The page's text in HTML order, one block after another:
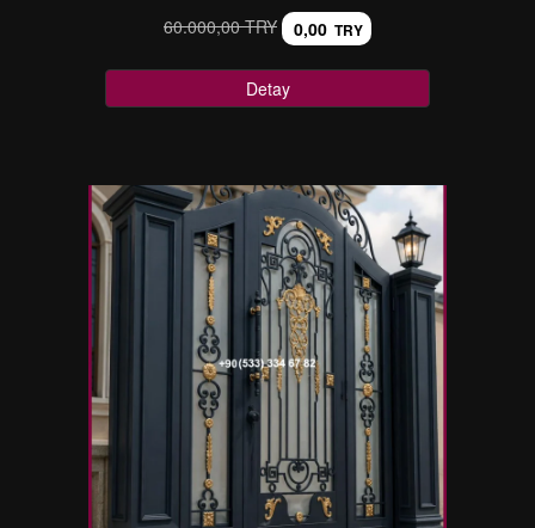
60.000,00 TRY 0,00 TRY
Detay